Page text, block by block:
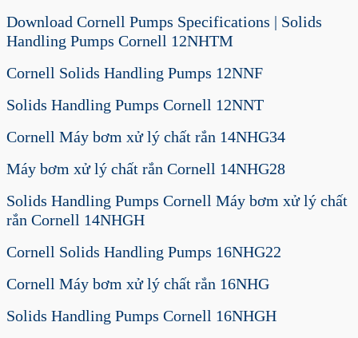
Download Cornell Pumps Specifications | Solids
Handling Pumps Cornell 12NHTM
Cornell Solids Handling Pumps 12NNF
Solids Handling Pumps Cornell 12NNT
Cornell Máy bơm xử lý chất rắn 14NHG34
Máy bơm xử lý chất rắn Cornell 14NHG28
Solids Handling Pumps Cornell Máy bơm xử lý chất
rắn Cornell 14NHGH
Cornell Solids Handling Pumps 16NHG22
Cornell Máy bơm xử lý chất rắn 16NHG
Solids Handling Pumps Cornell 16NHGH